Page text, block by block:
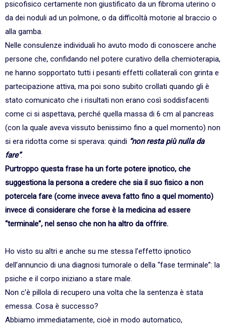
psicofisico certamente non giustificato da un fibroma uterino o
da dei noduli ad un polmone, o da difficoltà motorie al braccio o
alla gamba.
Nelle consulenze individuali ho avuto modo di conoscere anche
persone che, confidando nel potere curativo della chemioterapia,
ne hanno sopportato tutti i pesanti effetti collaterali con grinta e
partecipazione attiva, ma poi sono subito crollati quando gli è
stato comunicato che i risultati non erano così soddisfacenti
come ci si aspettava, perché quella massa di 6 cm al pancreas
(con la quale aveva vissuto benissimo fino a quel momento) non
si era ridotta come si sperava: quindi “non resta più nulla da
fare”.
Purtroppo questa frase ha un forte potere ipnotico, che
suggestiona la persona a credere che sia il suo fisico a non
potercela fare (come invece aveva fatto fino a quel momento)
invece di considerare che forse è la medicina ad essere
“terminale”, nel senso che non ha altro da offrire.
Ho visto su altri e anche su me stessa l’effetto ipnotico
dell’annuncio di una diagnosi tumorale o della “fase terminale”: la
psiche e il corpo iniziano a stare male.
Non c’è pillola di recupero una volta che la sentenza è stata
emessa. Cosa è successo?
Abbiamo immediatamente, cioè in modo automatico,